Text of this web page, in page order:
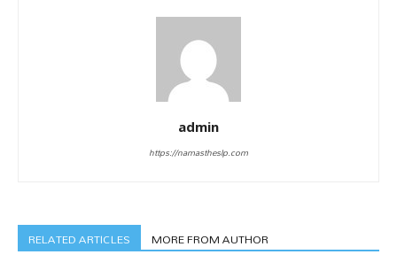
admin
https://namastheslp.com
RELATED ARTICLES MORE FROM AUTHOR